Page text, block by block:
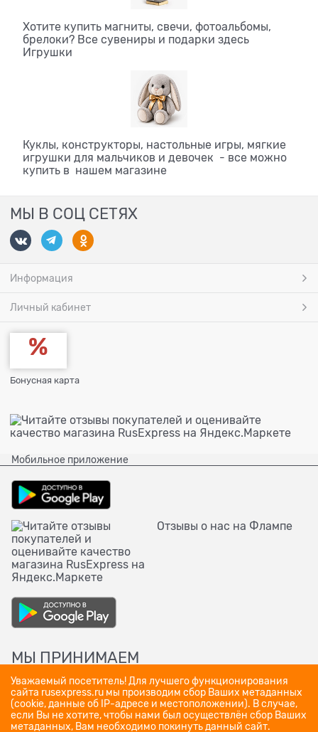
Хотите купить магниты, свечи, фотоальбомы,
брелоки? Все сувениры и подарки здесь
Игрушки
Куклы, конструкторы, настольные игры, мягкие
игрушки для мальчиков и девочек - все можно
купить в нашем магазине
МЫ В СОЦ СЕТЯХ
Информация
Личный кабинет
Бонусная карта
Мобильное приложение
Отзывы о нас на Флампе
МЫ ПРИНИМАЕМ
Уважаемый посетитель! Для лучшего функционирования
сайта rusexpress.ru мы производим сбор Ваших метаданных
(cookie, данные об IP-адресе и местоположении). В случае,
если Вы не хотите, чтобы нами был осуществлён сбор Ваших
метаданных, Вам необходимо покинуть данный сайт.